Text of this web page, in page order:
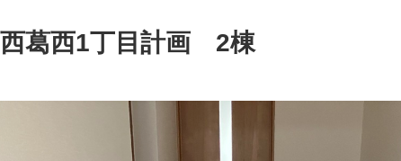
葛西1丁目計画 2棟